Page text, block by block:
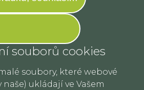
souborů cookies
soubory, které webové
naše) ukládají ve Vašem